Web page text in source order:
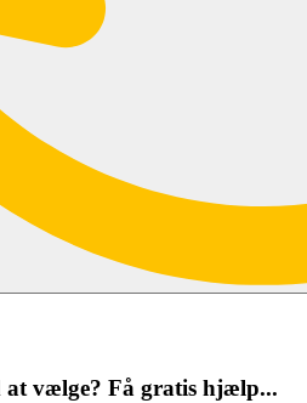
vælge? Få gratis hjælp...